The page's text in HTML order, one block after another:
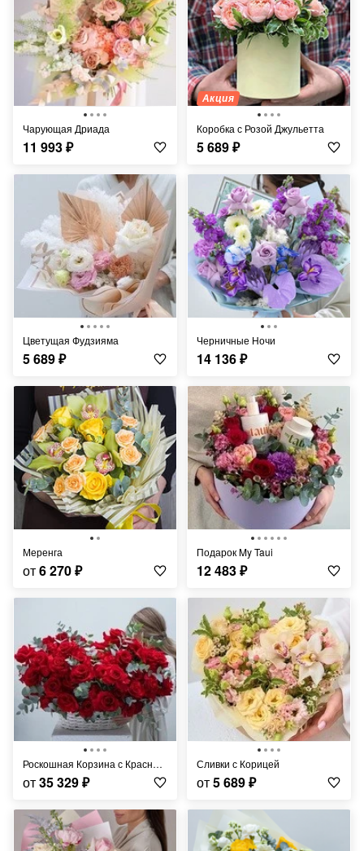
Чарующая Дриада
11 993₽
Акция
Коробка с Розой Джульетта
5 689₽
Цветущая Фудзияма
5 689₽
Черничные Ночи
14 136₽
Меренга
от6 270₽
Подарок My Taui
12 483₽
Роскошная Корзина с Красными Розами
от35 329₽
Сливки с Корицей
от5 689₽